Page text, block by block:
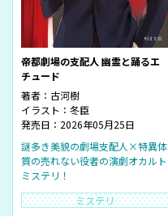
帝都劇場の支配人 幽霊と踊るエ
チュード
著者： 古河樹
イラスト： 冬臣
発売日：2026年05月25日
謎多き美貌の劇場支配人×特異体
質の売れない役者の演劇オカルト
ミステリ！
ミステリ